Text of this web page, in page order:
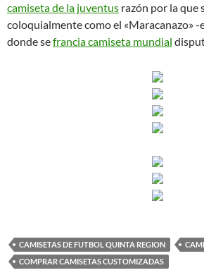
camiseta de la juventus razón por la que
coloquialmente como el «Maracanazo»
donde sefrancia camiseta mundial
CAMISETAS DE FUTBOL QUINTA REGION
COMPRAR CAMISETAS CUSTOMIZADAS